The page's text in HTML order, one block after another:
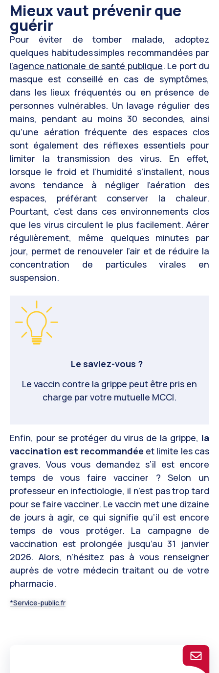
Mieux vaut prévenir que
guérir
Pour éviter de tomber malade, adoptez
quelques habitudes simples recommandées par
l’agence nationale de santé publique. Le port du
masque est conseillé en cas de symptômes,
dans les lieux fréquentés ou en présence de
personnes vulnérables. Un lavage régulier des
mains, pendant au moins 30 secondes, ainsi
qu’une aération fréquente des espaces clos
sont également des réflexes essentiels pour
limiter la transmission des virus. En effet,
lorsque le froid et l’humidité s’installent, nous
avons tendance à négliger l’aération des
espaces, préférant conserver la chaleur.
Pourtant, c’est dans ces environnements clos
que les virus circulent le plus facilement. Aérer
régulièrement, même quelques minutes par
jour, permet de renouveler l’air et de réduire la
concentration de particules virales en
suspension.
Le saviez-vous ?
Le vaccin contre la grippe peut être pris en
charge par votre mutuelle MCCI.
Enfin, pour se protéger du virus de la grippe, la
vaccination est recommandée et limite les cas
graves. Vous vous demandez s’il est encore
temps de vous faire vacciner ? Selon un
professeur en infectiologie, il n’est pas trop tard
pour se faire vacciner. Le vaccin met une dizaine
de jours à agir, ce qui signifie qu’il est encore
temps de vous protéger. La campagne de
vaccination est prolongée jusqu’au 31 janvier
2026. Alors, n’hésitez pas à vous renseigner
auprès de votre médecin traitant ou de votre
pharmacie.
*Service-public.fr